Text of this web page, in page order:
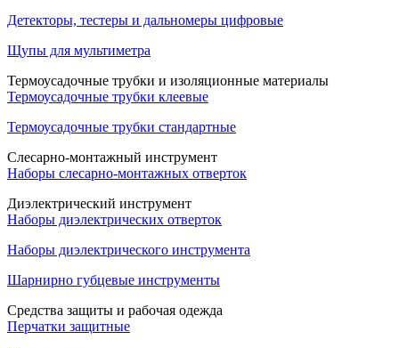
Детекторы, тестеры и дальномеры цифровые
Щупы для мультиметра
Термоусадочные трубки и изоляционные материалы
Термоусадочные трубки клеевые
Термоусадочные трубки стандартные
Слесарно-монтажный инструмент
Наборы слесарно-монтажных отверток
Диэлектрический инструмент
Наборы диэлектрических отверток
Наборы диэлектрического инструмента
Шарнирно губцевые инструменты
Средства защиты и рабочая одежда
Перчатки защитные